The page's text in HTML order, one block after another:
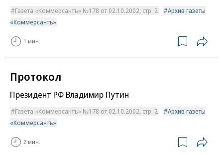
Газета «Коммерсантъ» №178 от 02.10.2002, стр. 2
Архив газеты
«Коммерсантъ»
1 мин.
Протокол
Президент РФ Владимир Путин
Газета «Коммерсантъ» №178 от 02.10.2002, стр. 2
Архив газеты
«Коммерсантъ»
2 мин.